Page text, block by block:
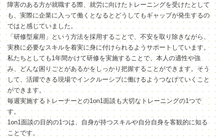
障害のある方が就職する際、就労に向けたトレーニングを受けたとして
も、実際に企業に入って働くとなるとどうしてもギャップが発生するの
ではと感じていました。
「研修型雇用」という方法を採用することで、不安を取り除きながら、
実務に必要なスキルを着実に身に付けられるようサポートしています。
私たちとしても1年間かけて研修を実施することで、本人の適性や強
み、どんな困りごとがあるかをしっかり把握することができます。そう
して、活躍できる現場でインクルーシブに働けるようつなげていくこと
ができます。
毎週実施するトレーナーとの1on1面談も大切なトレーニングの1つで
す。
1on1面談の目的の1つは、自身が持つスキルや自分自身を客観的に知る
ことです。